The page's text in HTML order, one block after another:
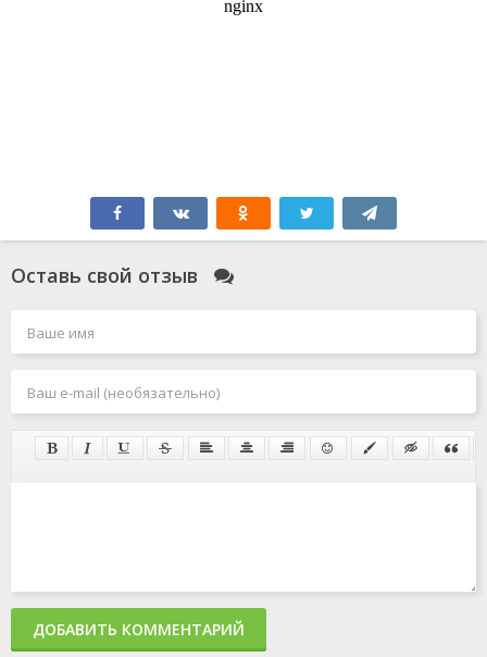
Оставь свой отзыв
ДОБАВИТЬ КОММЕНТАРИЙ